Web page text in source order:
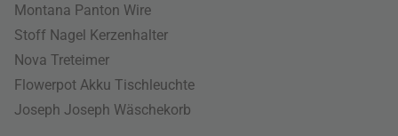
Montana Panton Wire
Stoff Nagel Kerzenhalter
Nova Treteimer
Flowerpot Akku Tischleuchte
Joseph Joseph Wäschekorb